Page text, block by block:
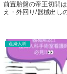
前置胎盤の帝王切開
え・外回り/器械出し
産婦人科